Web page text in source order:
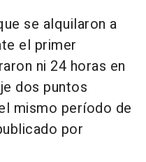
se alquilaron a
el primer
ni 24 horas en
dos puntos
mismo período de
por